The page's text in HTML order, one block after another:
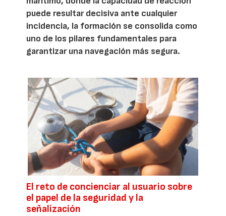
puede resultar decisiva ante cualquier
incidencia, la formación se consolida como
uno de los pilares fundamentales para
garantizar una navegación más segura.
El reto de concienciar al usuario sobre
el papel de la seguridad y la
señalización